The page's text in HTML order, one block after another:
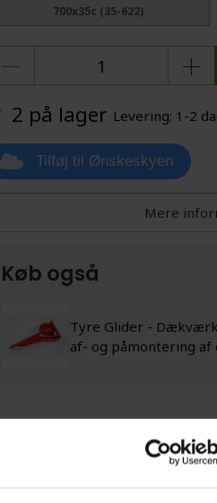
700x35c (35-622)
2 på lager Levering: 1-2
Tilføj til Ønskeskyen
Mere
Køb også
Tyre Glider -
af- og påmontering